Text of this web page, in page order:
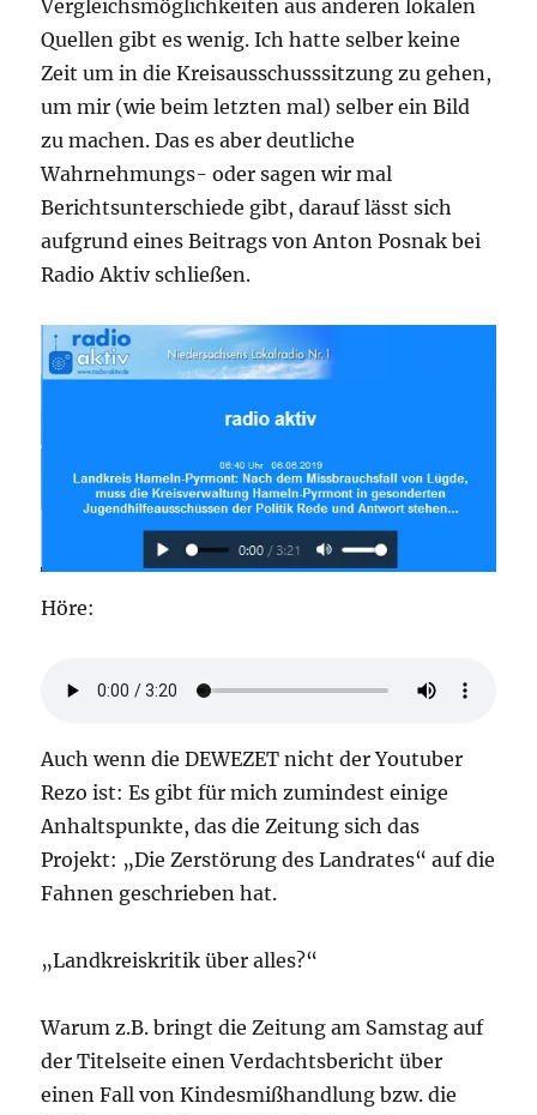
Vergleichsmöglichkeiten aus anderen lokalen
Quellen gibt es wenig. Ich hatte selber keine
Zeit um in die Kreisausschusssitzung zu gehen,
um mir (wie beim letzten mal) selber ein Bild
zu machen. Das es aber deutliche
Wahrnehmungs- oder sagen wir mal
Berichtsunterschiede gibt, darauf lässt sich
aufgrund eines Beitrags von Anton Posnak bei
Radio Aktiv schließen.
Höre:
Auch wenn die DEWEZET nicht der Youtuber
Rezo ist: Es gibt für mich zumindest einige
Anhaltspunkte, das die Zeitung sich das
Projekt: „Die Zerstörung des Landrates“ auf die
Fahnen geschrieben hat.
„Landkreiskritik über alles?“
Warum z.B. bringt die Zeitung am Samstag auf
der Titelseite einen Verdachtsbericht über
einen Fall von Kindesmißhandlung bzw. die